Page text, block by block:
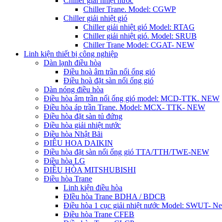
Chiller Trane. Model: CGWP
Chiller giải nhiệt gió
Chiller giải nhiệt gió Model: RTAG
Chiller giải nhiệt gió. Model: SRUB
Chiller Trane Model: CGAT- NEW
Linh kiện thiết bị công nghiệp
Dàn lạnh điều hòa
Điều hoà âm trần nối ống gió
Điều hoà đặt sàn nối ống gió
Dàn nóng điều hòa
Điều hòa âm trần nối ống gió model: MCD-TTK. NEW
Điều hòa áp trần Trane. Model: MCX- TTK- NEW
Điều hòa đặt sàn tủ đứng
Điều hòa giải nhiệt nước
Điều hòa Nhật Bãi
ĐIÊU HOA DAIKIN
Điều hòa đặt sàn nối ống gió TTA/TTH/TWE-NEW
Điều hòa LG
ĐIỀU HÒA MITSHUBISHI
Điều hòa Trane
Linh kiện điều hòa
ĐIều hòa Trane BDHA / BDCB
Điều hòa 1 cục giải nhiệt nước Model: SWUT-
Điều hòa Trane CFEB